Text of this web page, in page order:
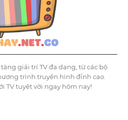
giải trí TV đa dạng, từ các bộ
trình truyền hình đỉnh cao.
TV tuyệt vời ngay hôm nay!